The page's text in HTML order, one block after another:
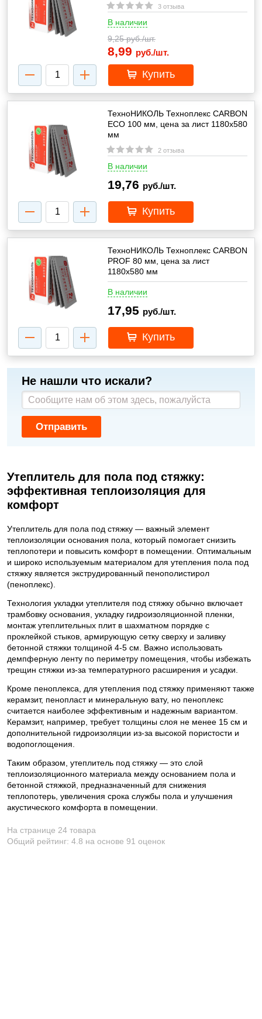
3 отзыва
В наличии
9,25руб./шт.
8,99 руб./шт.
Купить
ТехноНИКОЛЬ Техноплекс CARBON
ECO 100 мм, цена за лист 1180х580
мм
2 отзыва
В наличии
19,76 руб./шт.
Купить
ТехноНИКОЛЬ Техноплекс CARBON
PROF 80 мм, цена за лист
1180х580 мм
В наличии
17,95 руб./шт.
Купить
Не нашли что искали?
Отправить
Утеплитель для пола под стяжку:
эффективная теплоизоляция для
комфорт
Утеплитель для пола под стяжку — важный элемент
теплоизоляции основания пола, который помогает снизить
теплопотери и повысить комфорт в помещении. Оптимальным
и широко используемым материалом для утепления пола под
стяжку является экструдированный пенополистирол
(пеноплекс).
Технология укладки утеплителя под стяжку обычно включает
трамбовку основания, укладку гидроизоляционной пленки,
монтаж утеплительных плит в шахматном порядке с
проклейкой стыков, армирующую сетку сверху и заливку
бетонной стяжки толщиной 4-5 см. Важно использовать
демпферную ленту по периметру помещения, чтобы избежать
трещин стяжки из-за температурного расширения и усадки.
Кроме пеноплекса, для утепления под стяжку применяют также
керамзит, пенопласт и минеральную вату, но пеноплекс
считается наиболее эффективным и надежным вариантом.
Керамзит, например, требует толщины слоя не менее 15 см и
дополнительной гидроизоляции из-за высокой пористости и
водопоглощения.
Таким образом, утеплитель под стяжку — это слой
теплоизоляционного материала между основанием пола и
бетонной стяжкой, предназначенный для снижения
теплопотерь, увеличения срока службы пола и улучшения
акустического комфорта в помещении.
На странице 24 товара
Общий рейтинг: 4.8 на основе 91 оценок